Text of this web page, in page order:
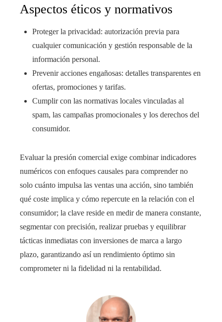
Aspectos éticos y normativos
Proteger la privacidad: autorización previa para
cualquier comunicación y gestión responsable de la
información personal.
Prevenir acciones engañosas: detalles transparentes en
ofertas, promociones y tarifas.
Cumplir con las normativas locales vinculadas al
spam, las campañas promocionales y los derechos del
consumidor.
Evaluar la presión comercial exige combinar indicadores
numéricos con enfoques causales para comprender no
solo cuánto impulsa las ventas una acción, sino también
qué coste implica y cómo repercute en la relación con el
consumidor; la clave reside en medir de manera constante,
segmentar con precisión, realizar pruebas y equilibrar
tácticas inmediatas con inversiones de marca a largo
plazo, garantizando así un rendimiento óptimo sin
comprometer ni la fidelidad ni la rentabilidad.